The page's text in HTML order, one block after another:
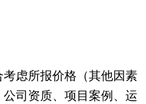
虑所报价格（其他因素
司资质、项目案例、运